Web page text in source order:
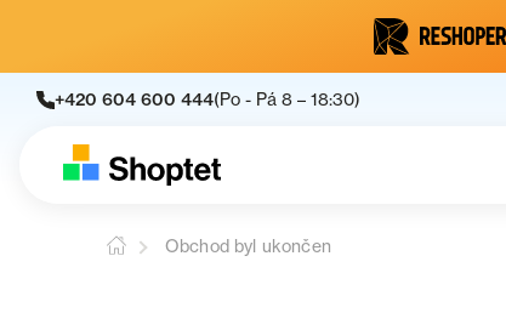
+420 604 600 444(Po - Pá 8 – 18:30)
Obchod byl ukončen